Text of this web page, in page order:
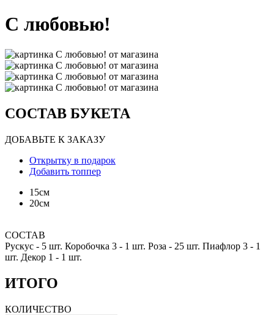
С любовью!
СОСТАВ БУКЕТА
ДОБАВЬТЕ К ЗАКАЗУ
Открытку в подарок
Добавить топпер
15см
20см
СОСТАВ
Рускус - 5 шт. Коробочка 3 - 1 шт. Роза - 25 шт. Пиафлор 3 - 1
шт. Декор 1 - 1 шт.
ИТОГО
КОЛИЧЕСТВО